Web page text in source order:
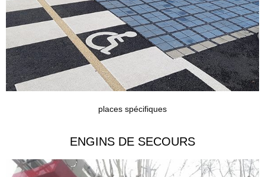
places spécifiques
ENGINS DE SECOURS